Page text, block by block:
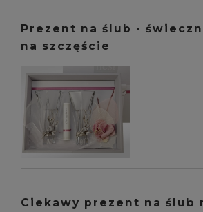
Prezent na ślub -
na szczęście
Ciekawy prezent na ślub